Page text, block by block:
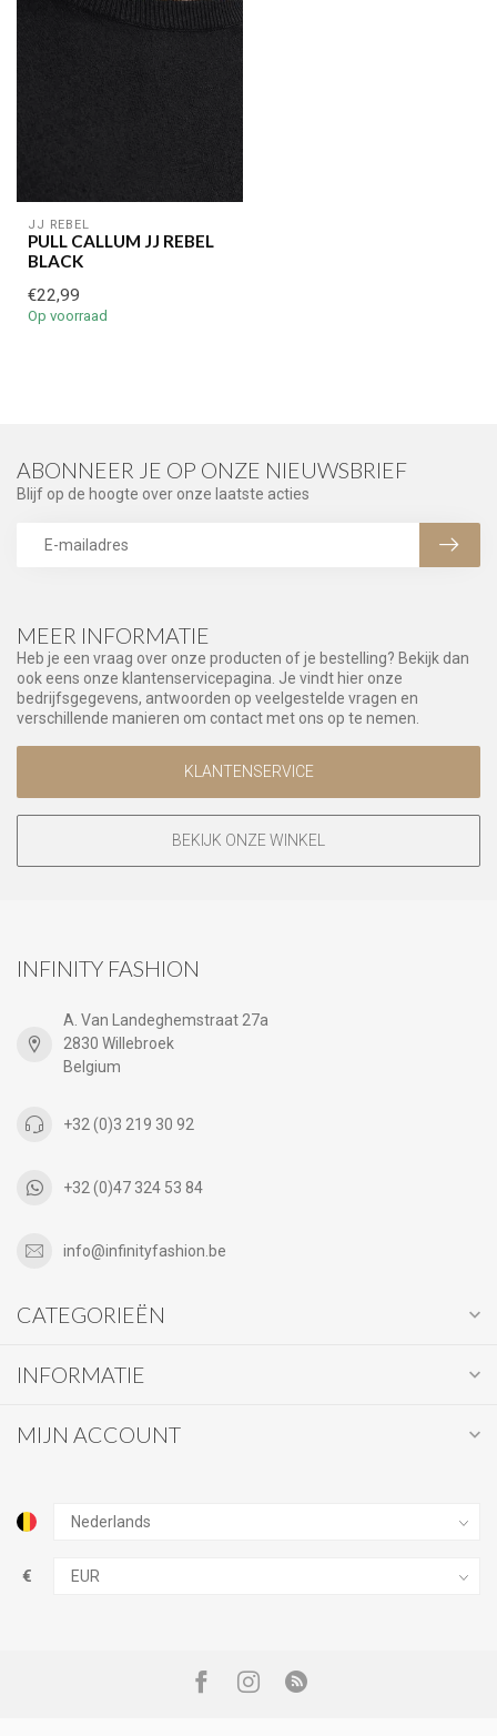
JJ REBEL
PULL CALLUM JJ REBEL
BLACK
€22,99
Op voorraad
MEER INFORMATIE
Heb je een vraag over onze producten of je bestelling? Bekijk dan
ook eens onze klantenservicepagina. Je vindt hier onze
bedrijfsgegevens, antwoorden op veelgestelde vragen en
verschillende manieren om contact met ons op te nemen.
KLANTENSERVICE
BEKIJK ONZE WINKEL
ABONNEER JE OP ONZE NIEUWSBRIEF
Blijf op de hoogte over onze laatste acties
INFINITY FASHION
A. Van Landeghemstraat 27a
2830 Willebroek
Belgium
+32 (0)3 219 30 92
+32 (0)47 324 53 84
info@infinityfashion.be
CATEGORIEËN
INFORMATIE
MIJN ACCOUNT
€
Je korting is geldig bij een minimale bestelwaarde van €45,00